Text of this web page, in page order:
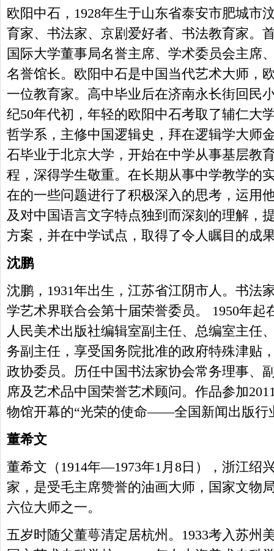
欧阳中石，1928年生于山东省泰安市肥城市
育家、书法家、京剧爱好者、书法教育家。
国际大学董事局名誉主席、学术委员会主席
名誉馆长。欧阳中石是中国当代艺术大师，
一位教育家。高中毕业后在济南永长街回民
纪50年代初，年轻的欧阳中石考取了辅仁大
哲学系，主修中国逻辑史，拜在逻辑学大师
石毕业于北京大学，开始在中学从事基层教
程，深得学生敬重。在长期从事中学教学的
在的一些问题进行了积极深入的思考，运用
及对中国语言文字特点独到而深刻的理解，
方案，并在中学试点，取得了令人瞩目的成
沈鹏
沈鹏，1931年出生，江苏省江阴市人。书法
学艺术界联合会第十届荣誉委员。 1950年起
人民美术出版社编辑室副主任、总编室主任
务副主任，享受国务院批准的政府特殊津贴
政协委员。历任中国书法家协会常务理事、
席及艺术品中国荣誉艺术顾问。作品参加
物馆开幕的“光荣的使命——全国新闻出版行
董希文
董希文（1914年—1973年1月8日），浙江绍
家，是受毛主席赞誉的油画大师，国家文物
六位大师之一。
五岁时随父董萼清定居杭州。1933考入苏州